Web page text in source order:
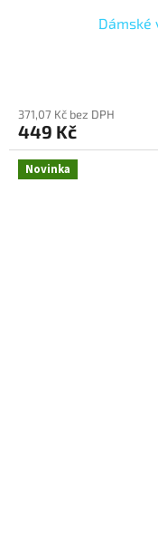
Dámské
371,07 Kč bez DPH
449 Kč
Novinka